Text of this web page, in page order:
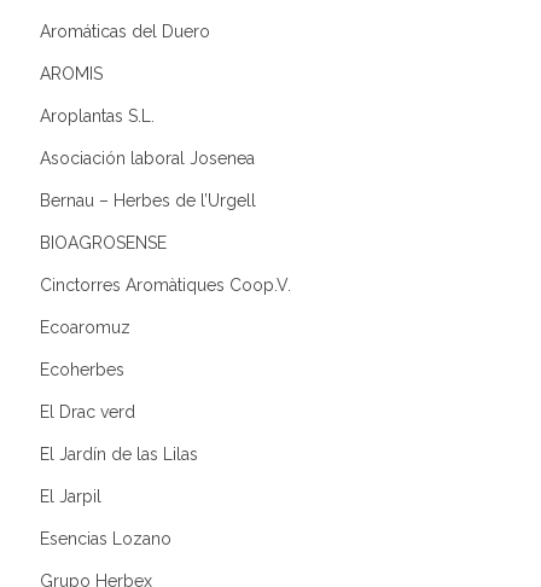
Aromáticas del Duero
AROMIS
Aroplantas S.L.
Asociación laboral Josenea
Bernau – Herbes de l’Urgell
BIOAGROSENSE
Cinctorres Aromàtiques Coop.V.
Ecoaromuz
Ecoherbes
El Drac verd
El Jardín de las Lilas
El Jarpil
Esencias Lozano
Grupo Herbex